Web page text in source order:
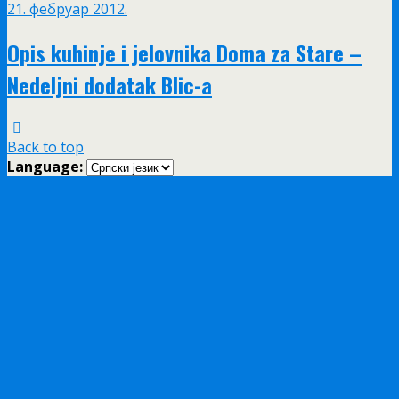
21. фебруар 2012.
Opis kuhinje i jelovnika Doma za Stare –
Nedeljni dodatak Blic-a
Back to top
Language: